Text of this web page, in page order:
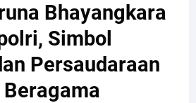
Bhayangkara
Simbol
Persaudaraan